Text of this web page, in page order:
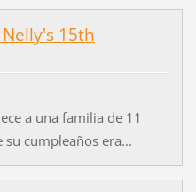
15th
a una familia de 11
cumpleaños era...